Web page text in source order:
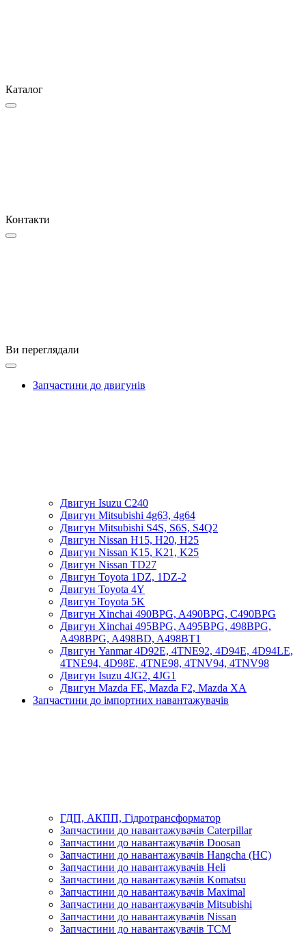
Каталог
Контакти
Ви переглядали
Запчастини до двигунів
Двигун Isuzu C240
Двигун Mitsubishi 4g63, 4g64
Двигун Mitsubishi S4S, S6S, S4Q2
Двигун Nissan H15, H20, H25
Двигун Nissan K15, K21, K25
Двигун Nissan TD27
Двигун Toyota 1DZ, 1DZ-2
Двигун Toyota 4Y
Двигун Toyota 5K
Двигун Xinchai 490BPG, A490BPG, C490BPG
Двигун Xinchai 495BPG, A495BPG, 498BPG,
A498BPG, A498BD, A498BT1
Двигун Yanmar 4D92E, 4TNE92, 4D94E, 4D94LE,
4TNE94, 4D98E, 4TNE98, 4TNV94, 4TNV98
Двигун Isuzu 4JG2, 4JG1
Двигун Mazda FE, Mazda F2, Mazda XA
Запчастини до імпортних навантажувачів
ГДП, АКПП, Гідротрансформатор
Запчастини до навантажувачів Caterpillar
Запчастини до навантажувачів Doosan
Запчастини до навантажувачів Hangcha (HC)
Запчастини до навантажувачів Heli
Запчастини до навантажувачів Komatsu
Запчастини до навантажувачів Maximal
Запчастини до навантажувачів Mitsubishi
Запчастини до навантажувачів Nissan
Запчастини до навантажувачів TCM